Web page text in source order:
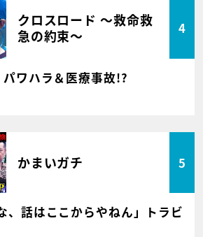
クロスロード ～救命救
急の約束～
4
ワハラ＆医療事故!?
かまいガチ 5
、話はここからやねん」トラビ